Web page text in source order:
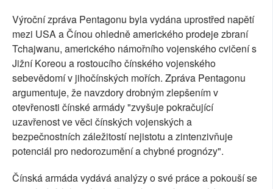
Výroční zpráva Pentagonu byla vydána uprostřed napětí
mezi USA a Čínou ohledně amerického prodeje zbraní
Tchajwanu, amerického námořního vojenského cvičení s
Jižní Koreou a rostoucího čínského vojenského
sebevědomí v jihočínských mořích. Zpráva Pentagonu
argumentuje, že navzdory drobným zlepšením v
otevřenosti čínské armády "zvyšuje pokračující
uzavřenost ve věci čínských vojenských a
bezpečnostních záležitostí nejistotu a zintenzivňuje
potenciál pro nedorozumění a chybné prognózy".
Čínská armáda vydává analýzy o své práce a pokouší se